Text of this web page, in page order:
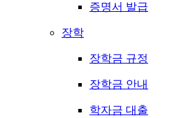
증명서 발급
장학
장학금 규정
장학금 안내
학자금 대출